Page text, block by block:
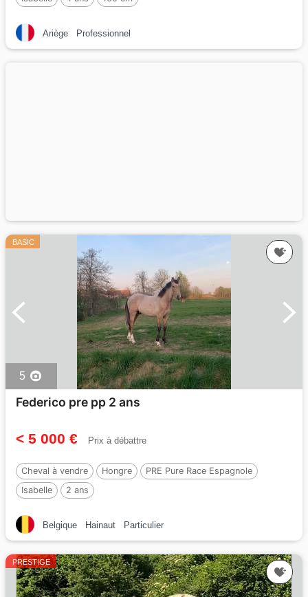
Ariège Professionnel
BASIC
5
Federico pre pp 2 ans
< 5 000 € Prix à débattre
Cheval à vendre Hongre
PRE Pure Race Espagnole
Isabelle
2 ans
Belgique Hainaut Particulier
PRESTIGE